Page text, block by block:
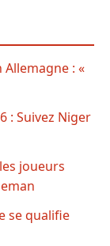
: «
: Suivez Niger
joueurs
se qualifie